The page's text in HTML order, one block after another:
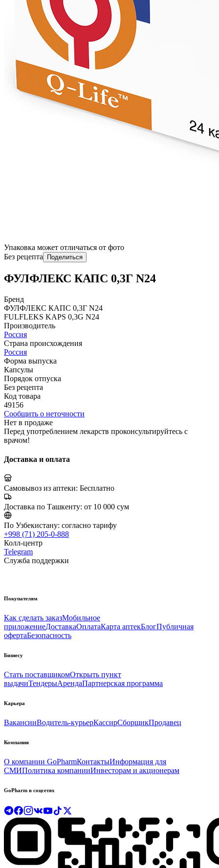
Упаковка может отличаться от фото
Без рецепта
Поделиться
ФУЛФЛЕКС КАПС 0,3Г N24
Бренд
ФУЛФЛЕКС КАПС 0,3Г N24
FULFLЕKS KAPS 0,3G N24
Производитель
Россия
Страна происхождения
Россия
Форма выпуска
Капсулы
Порядок отпуска
Без рецепта
Код товара
49156
Сообщить о неточности
Нет в продаже
Перед употреблением лекарств проконсультируйтесь с
врачом!
Доставка и оплата
Самовывоз из аптеки: Бесплатно
Доставка по Ташкенту: от 10 000 сум
По Узбекистану: согласно тарифу
+998 (71) 205-0-888
Колл-центр
Telegram
Служба поддержки
Покупателям
Как сделать заказМобильное
приложениеДоставкаОплатаКарта аптекБлогПубличная
офертаБезопасность
Бизнесу
Стать поставщикомОткрыть пункт
выдачиТендерыАрендаПартнерская программа
Карьера
ВакансииВодитель-курьерКассирСборщикПродавец
Компания
О компании GoPharmКонтактыИнформация для
СМИПолитика компанииИнвесторам и акционерам
GoPharm в соцсетях